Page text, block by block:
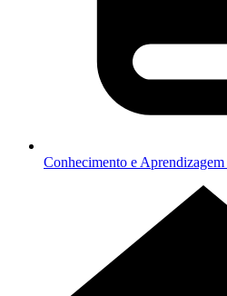
Conhecimento e Aprendizagem